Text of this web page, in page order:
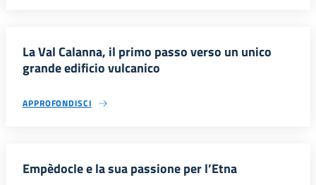
La Val Calanna, il primo passo verso un unico
grande edificio vulcanico
APPROFONDISCI
Empèdocle e la sua passione per l’Etna